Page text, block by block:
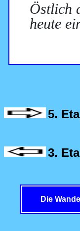
Östlich
heute
5.
3.
Die